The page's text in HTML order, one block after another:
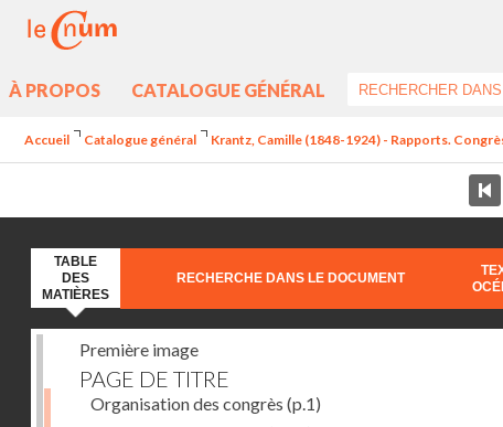
À PROPOS CATALOGUE GÉNÉRAL
Accueil Catalogue général Krantz, Camille (1848-1924) - Rapports.
TABLE
DES
MATIÈRES
RECHERCHE DANS LE DOCUMENT
Première image
PAGE DE TITRE
Organisation des congrès (p.1)